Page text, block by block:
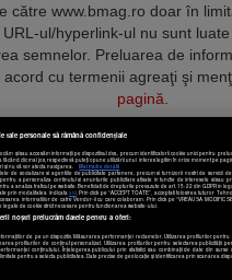
către www.bmag.ro doar în
URL-ul/hyperlink-ul nu sunt
semnelor. Preluarea de
acord cu termenii agreaţi şi
pagină
și condiții Confidențialitate
Copyright © 2025 BUSINESSMEX
tale personale să rămână confidențiale
și/sau accesăm informații pe dispozitivul dvs., precum identificatorii cookie unici pentru
făcând clic mai jos, respectiv vă puteți opune utilizării unui interes legitim în orice moment pe
și nu vă vor afecta navigarea.
Mai multe detalii
de socializare si agentiile de publicitate partenere, precum si furnizorii nostri de servicii
a personaliza continutul si anunturile publicitare afisate in functie de interesele si/sau
a analiza traficul pe website. Beneficiati de drepturile prevazute de art. 15-22 din GDPR in
prin modalitatea indicataaici. Prin click pe “ACCEPT TOATE”, acceptati folosirea tuturor
informatiilor de catre Vendor-ii cu care colaboram. Prin click pe “VREAU SA MODIFIC
legate de cookie strict necesare pentru functionarea website-ului.
noștri prelucrăm datele pentru a oferi:
de pe un dispozitiv. Măsurarea performanței reclamelor. Utilizarea profilurilor pentru
profilurilor de conținut personalizat. Utilizarea profilurilor pentru selectarea publicității
conținutului. Înțelegerea publicului prin statistici sau combinații de date din surse
pentru a selecta publicitatea. Date precise de geolocație și identificarea prin scanarea